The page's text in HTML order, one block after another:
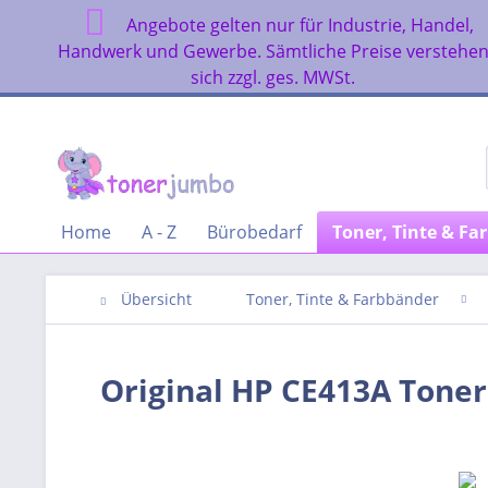
Angebote gelten nur für Industrie, Handel,
Handwerk und Gewerbe. Sämtliche Preise verstehen
sich zzgl. ges. MWSt.
Home A - Z Bürobedarf Toner, Tinte &
Übersicht Toner, Tinte & Farbbänder
Original HP CE413A